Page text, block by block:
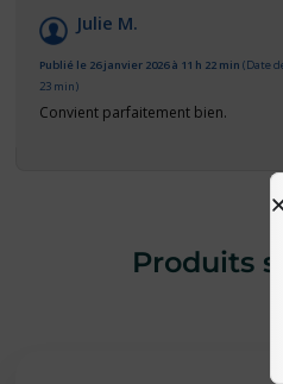
Julie M.
Publié le 26 janvier 2026 à 11 h 22 min(Date
23 min)
Convient parfaitement bien.
Produits